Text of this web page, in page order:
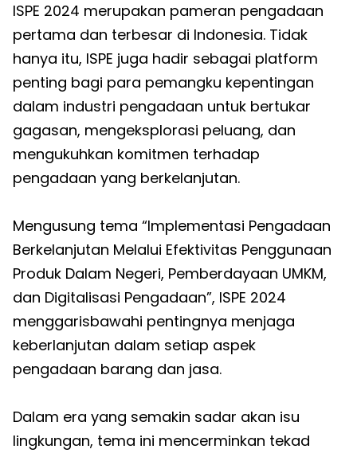
ISPE 2024 merupakan pameran pengadaan
pertama dan terbesar di Indonesia. Tidak
hanya itu, ISPE juga hadir sebagai platform
penting bagi para pemangku kepentingan
dalam industri pengadaan untuk bertukar
gagasan, mengeksplorasi peluang, dan
mengukuhkan komitmen terhadap
pengadaan yang berkelanjutan.
Mengusung tema “Implementasi Pengadaan
Berkelanjutan Melalui Efektivitas Penggunaan
Produk Dalam Negeri, Pemberdayaan UMKM,
dan Digitalisasi Pengadaan”, ISPE 2024
menggarisbawahi pentingnya menjaga
keberlanjutan dalam setiap aspek
pengadaan barang dan jasa.
Dalam era yang semakin sadar akan isu
lingkungan, tema ini mencerminkan tekad